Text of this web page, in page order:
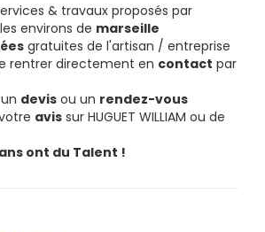
& travaux proposés par
environs de marseille
gratuites de l'artisan / entreprise
rentrer directement en contact par
devis ou un rendez-vous
avis sur HUGUET WILLIAM ou de
ont du Talent !